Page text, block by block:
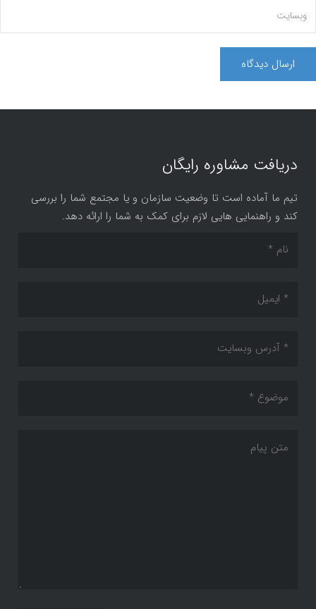
دریافت مشاوره رایگان
تیم ما آماده است تا وضعیت سازمان و یا مجتمع شما را بررسی
کند و راهنمایی هایی لازم برای کمک به شما را ارائه دهد.